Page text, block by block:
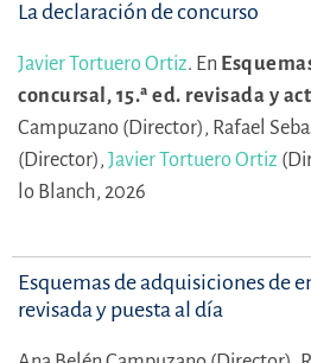
La declaración de concurso
Javier Tortuero Ortiz. En
concursal, 15.ª ed. revisada y
Campuzano (Director), Rafael
(Director), Javier Tortuero Ortiz
lo Blanch, 2026
Esquemas de adquisiciones de
revisada y puesta al día